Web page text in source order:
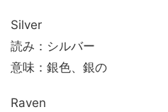
Silver
読み：シルバー
意味：銀色、銀の
Raven